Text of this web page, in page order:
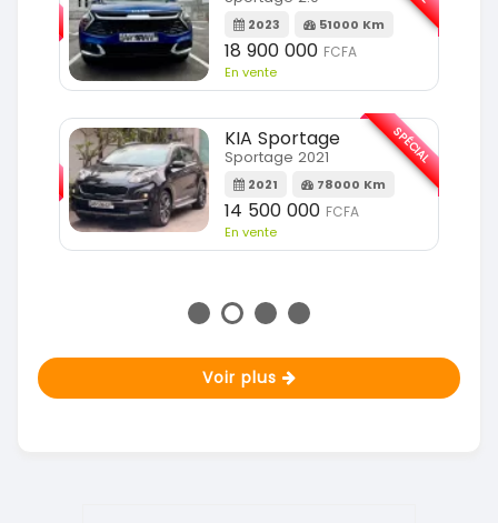
2023 51000 Km
18 900 000 FCFA
En vente
KIA Sportage
Sportage 2021
2021 78000 Km
14 500 000 FCFA
En vente
SPÉCIAL
Voir plus